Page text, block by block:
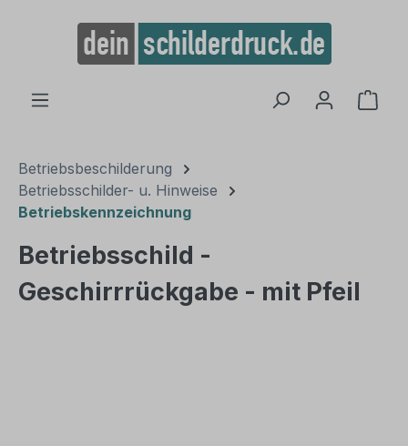
springen
Betriebsbeschilderung
Betriebsschilder- u. Hinweise
Betriebskennzeichnung
Betriebsschild -
Geschirrrückgabe - mit Pfeil